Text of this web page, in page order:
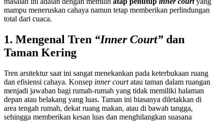
mampu meneruskan cahaya namun tetap memberikan perlindungan
total dari cuaca.
1. Mengenal Tren “Inner Court” dan
Taman Kering
Tren arsitektur saat ini sangat menekankan pada keterbukaan ruang
dan efisiensi cahaya. Konsep inner courtatau taman dalam ruangan
menjadi jawaban bagi rumah-rumah yang tidak memiliki halaman
depan atau belakang yang luas. Taman ini biasanya diletakkan di
area tengah rumah, dekat ruang makan, atau di bawah tangga,
sehingga memberikan kesan luas dan menghilangkan suasana